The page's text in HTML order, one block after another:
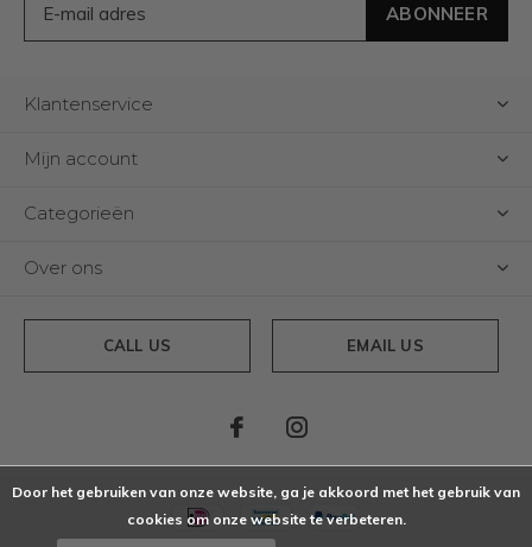
ABONNEER
Klantenservice
Mijn account
Categorieën
Over ons
CALL US EMAIL US
Door het gebruiken van onze website, ga je akkoord met het gebruik van
cookies om onze website te verbeteren.